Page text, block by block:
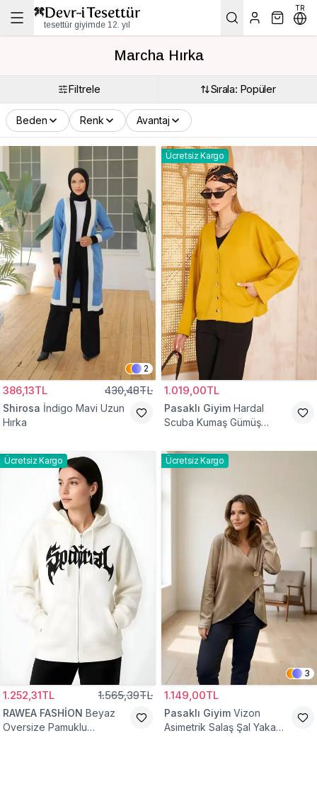
tesettür giyimde 12. yıl
TR
Marcha Hırka
Filtrele Sırala: Popüler
Beden Renk Avantaj
2
386,13TL 430,48TL
Shirosa İndigo Mavi Uzun
Hırka
Ücretsiz Kargo
1.019,00TL
Pasaklı Giyim Hardal
Scuba Kumaş Gümüş
Hırka
Ücretsiz Kargo
1.252,31TL 1.565,39TL
RAWEA FASHİON Beyaz
Oversize Pamuklu
Ücretsiz Kargo
3
1.149,00TL
Pasaklı Giyim Vizon
Asimetrik Salaş Şal Yaka